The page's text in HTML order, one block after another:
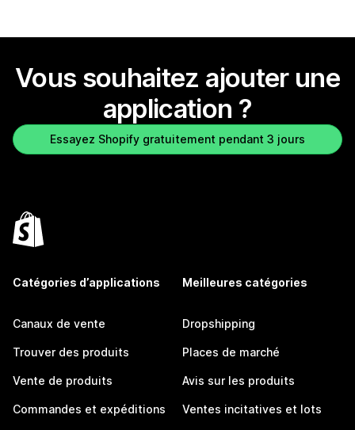
Vous souhaitez ajouter une
application ?
Essayez Shopify gratuitement pendant 3 jours
Catégories d’applications
Canaux de vente
Trouver des produits
Vente de produits
Commandes et expéditions
Meilleures catégories
Dropshipping
Places de marché
Avis sur les produits
Ventes incitatives et lots